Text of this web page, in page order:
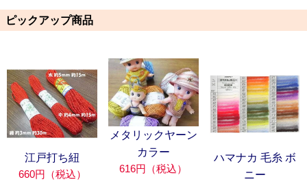
ピックアップ商品
江戸打ち紐
660円（税込）
メタリックヤーン
カラー
616円（税込）
ハマナカ 毛糸 ボ
ニー